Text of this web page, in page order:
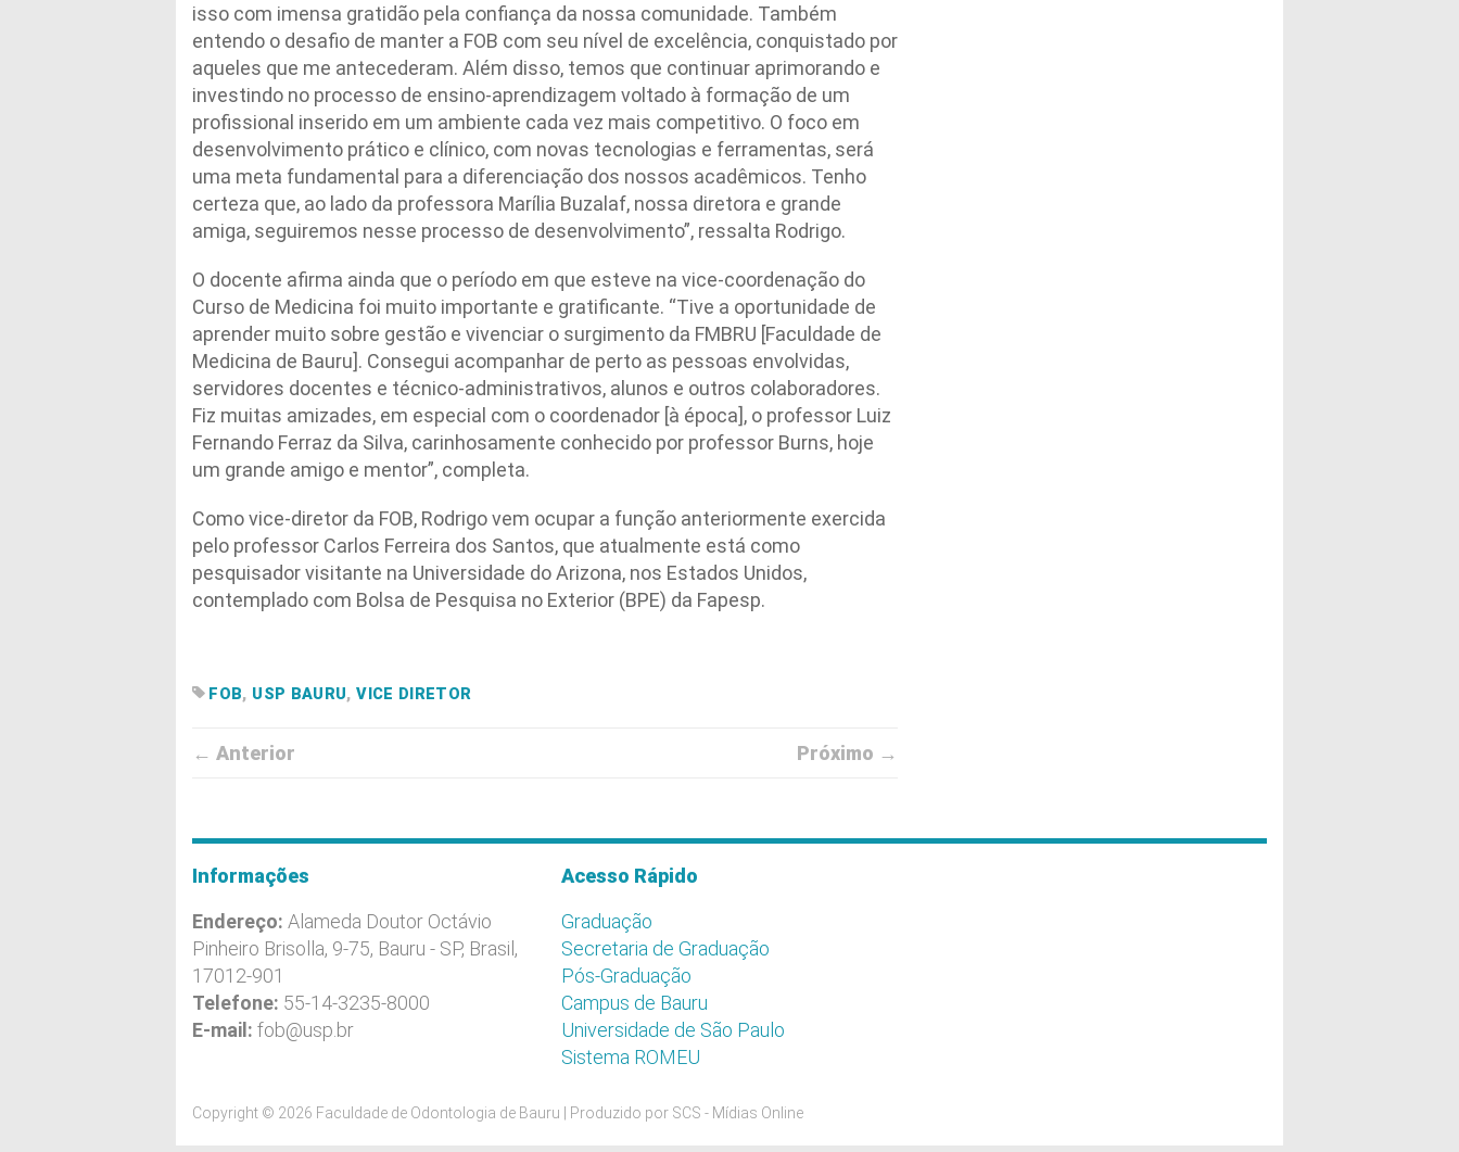
isso com imensa gratidão pela confiança da nossa comunidade. Também
entendo o desafio de manter a FOB com seu nível de excelência, conquistado por
aqueles que me antecederam. Além disso, temos que continuar aprimorando e
investindo no processo de ensino-aprendizagem voltado à formação de um
profissional inserido em um ambiente cada vez mais competitivo. O foco em
desenvolvimento prático e clínico, com novas tecnologias e ferramentas, será
uma meta fundamental para a diferenciação dos nossos acadêmicos. Tenho
certeza que, ao lado da professora Marília Buzalaf, nossa diretora e grande
amiga, seguiremos nesse processo de desenvolvimento”, ressalta Rodrigo.
O docente afirma ainda que o período em que esteve na vice-coordenação do
Curso de Medicina foi muito importante e gratificante. “Tive a oportunidade de
aprender muito sobre gestão e vivenciar o surgimento da FMBRU [Faculdade de
Medicina de Bauru]. Consegui acompanhar de perto as pessoas envolvidas,
servidores docentes e técnico-administrativos, alunos e outros colaboradores.
Fiz muitas amizades, em especial com o coordenador [à época], o professor Luiz
Fernando Ferraz da Silva, carinhosamente conhecido por professor Burns, hoje
um grande amigo e mentor”, completa.
Como vice-diretor da FOB, Rodrigo vem ocupar a função anteriormente exercida
pelo professor Carlos Ferreira dos Santos, que atualmente está como
pesquisador visitante na Universidade do Arizona, nos Estados Unidos,
contemplado com Bolsa de Pesquisa no Exterior (BPE) da Fapesp.
FOB, USP BAURU,VICE DIRETOR
← Anterior Próximo →
Informações
Endereço: Alameda Doutor Octávio
Pinheiro Brisolla, 9-75, Bauru - SP, Brasil,
17012-901
Telefone: 55-14-3235-8000
E-mail: fob@usp.br
Acesso Rápido
Graduação
Secretaria de Graduação
Pós-Graduação
Campus de Bauru
Universidade de São Paulo
Sistema ROMEU
Copyright © 2026 Faculdade de Odontologia de Bauru | Produzido por SCS - Mídias Online